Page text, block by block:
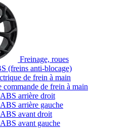
Freinage, roues
(freins anti-blocage)
de frein à main
commande de frein à main
arrière droit
arrière gauche
avant droit
avant gauche